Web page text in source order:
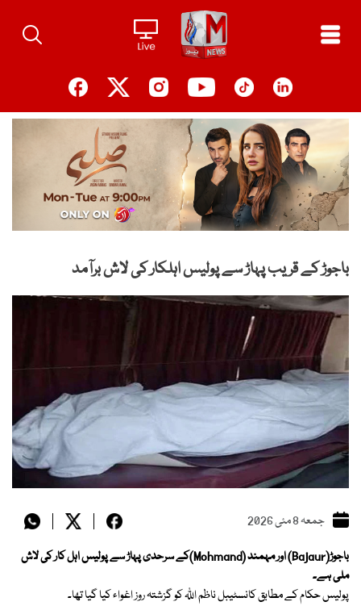
content
باجوڑ کے قریب پہاڑ سے پولیس اہلکار کی لاش برآمد
جمعہ 8 مئی 2026
باجوڑ(Bajaur) اور مہمند (Mohmand)کے سرحدی پہاڑ سے پولیس اہل کار کی لاش
ملی ہے۔
پولیس حکام کے مطابق کانسٹیبل ناظم اللّٰہ کو گزشتہ روز اغواء کیا گیا تھا۔